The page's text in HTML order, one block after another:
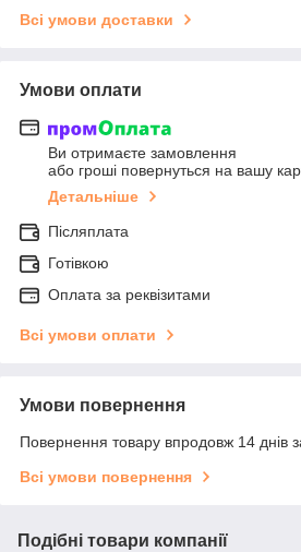
Всі умови доставки
Умови оплати
Ви отримаєте замовлення
або гроші повернуться на вашу
Детальніше
Післяплата
Готівкою
Оплата за реквізитами
Всі умови оплати
Умови повернення
Повернення товару впродовж 14 днів
Всі умови повернення
Подібні товари компанії